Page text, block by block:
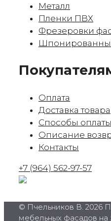
Металл
Пленки ПВХ
Фрезеровки
Оплата
Доставка товара
Способы оплаты
Описание
Контакты
+7 (964) 562-97-57
© Пчельников В. 2026
мебельных фасадов на